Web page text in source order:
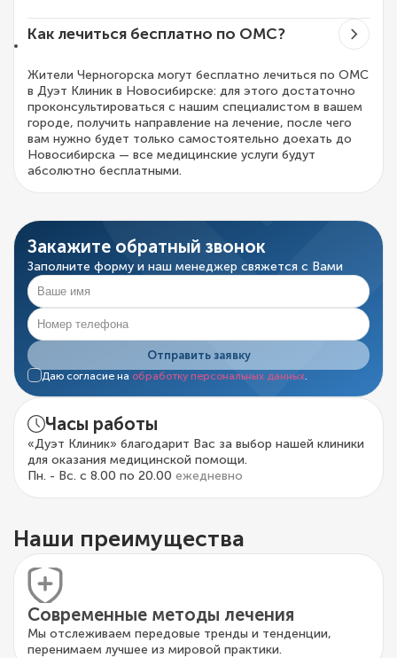
Как лечиться бесплатно по ОМС?
Жители Черногорска могут бесплатно лечиться по ОМС
в Дуэт Клиник в Новосибирске: для этого достаточно
проконсультироваться с нашим специалистом в вашем
городе, получить направление на лечение, после чего
вам нужно будет только самостоятельно доехать до
Новосибирска — все медицинские услуги будут
абсолютно бесплатными.
Закажите обратный звонок
Заполните форму и наш менеджер свяжется с Вами
Отправить заявку
Даю согласие на обработку персональных данных
Часы работы
«Дуэт Клиник» благодарит Вас за выбор нашей клиники
для оказания медицинской помощи.
Пн. - Вс. с 8.00 по 20.00 ежедневно
Наши преимущества
Современные методы лечения
Мы отслеживаем передовые тренды и тенденции,
перенимаем лучшее из мировой практики.